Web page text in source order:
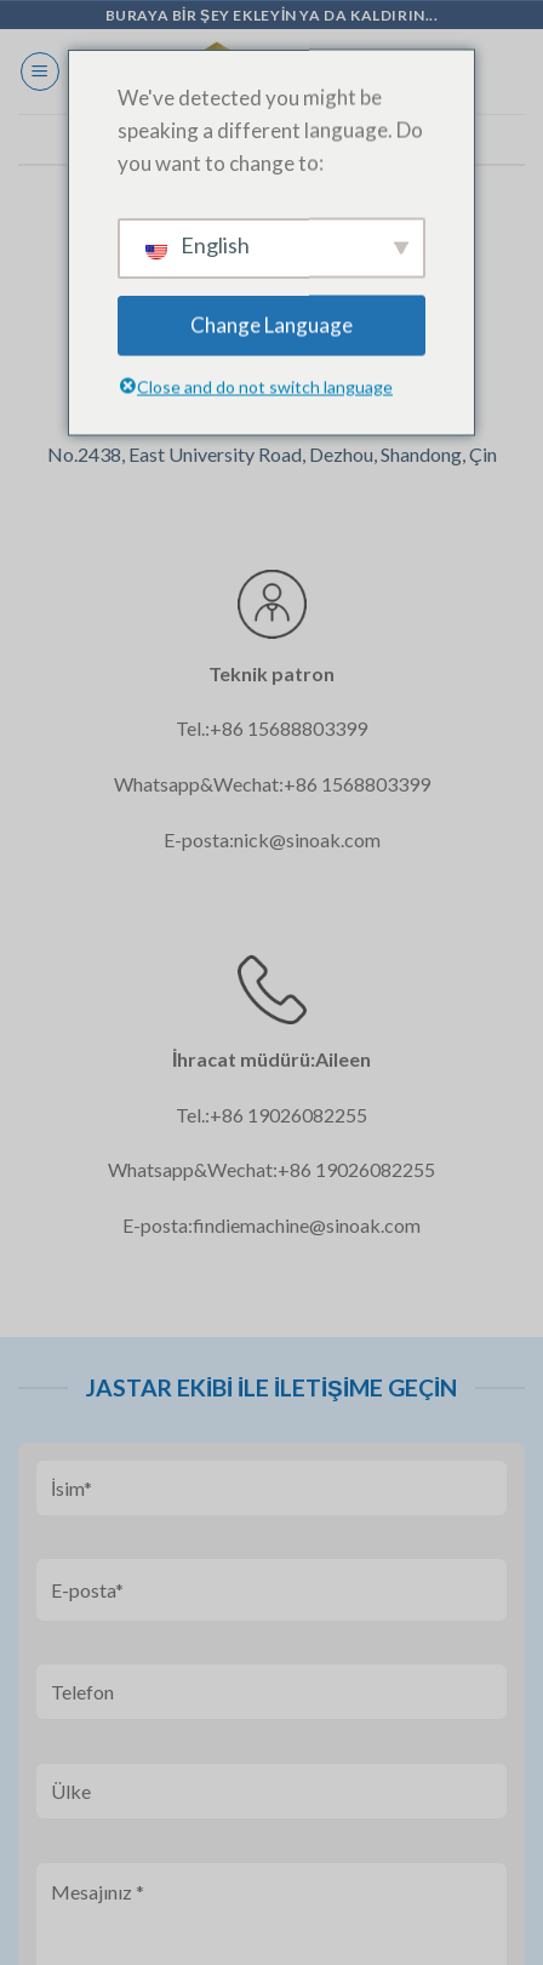
BURAYA BIR ŞEY EKLEYIN YA DA KALDIRIN...
İLETIŞIME GEÇIN
No.2438, East University Road, Dezhou, Shandong, Çin
Teknik patron
Tel.:+86 15688803399
Whatsapp&Wechat:+86 1568803399
E-posta:nick@sinoak.com
İhracat müdürü:Aileen
Tel.:+86 19026082255
Whatsapp&Wechat:+86 19026082255
E-posta:findiemachine@sinoak.com
JASTAR EKIBI ILE İLETIŞIME GEÇIN
We've detected you might be
speaking a different language. Do
you want to change to:
English
Change Language
Close and do not switch language